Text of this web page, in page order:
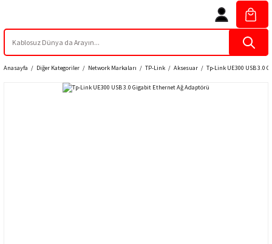
Anasayfa Diğer Kategoriler Network Markaları TP-Link Aksesuar Tp-Link UE300 USB 3.0